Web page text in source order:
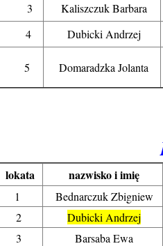
3
Kaliszczuk Barbara
4
Dubicki Andrzej
5 Domaradzka Jolanta
lokata nazwisko i imię
1
Bednarczuk Zbigniew
2
Dubicki Andrzej
3
Barsaba Ewa